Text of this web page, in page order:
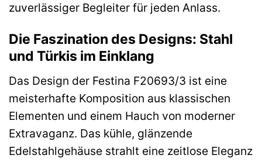
zuverlässiger Begleiter für jeden Anlass.
Die Faszination des Designs: Stahl
und Türkis im Einklang
Das Design der Festina F20693/3 ist eine
meisterhafte Komposition aus klassischen
Elementen und einem Hauch von moderner
Extravaganz. Das kühle, glänzende
Edelstahlgehäuse strahlt eine zeitlose Eleganz